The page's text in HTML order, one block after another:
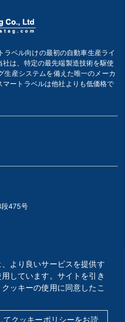
より良いサービスを提供す
しています。サイトを引き
ッキーの使用に同意したこ
てクッキーポリシーをお読
ベル向けの最初の自動車生産ライ
は、特定の最先端製造技術を駆使
生産システムを備えた唯一のメーカ
ートラベルは他社よりも低価格で
段475号
Ltd. Designed by首岳資訊